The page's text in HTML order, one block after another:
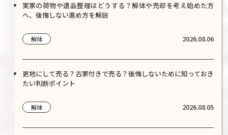
実家の荷物や遺品整理はどうする？解体や売却を考え始めた方
へ、後悔しない進め方を解説
解体 2026.08.06
更地にして売る？古家付きで売る？後悔しないために知っておき
たい判断ポイント
解体 2026.08.05